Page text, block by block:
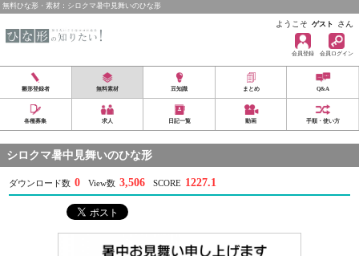
無料ひな形・素材：シロクマ暑中見舞いのひな形
ようこそ ゲスト さん
会員登録 会員ログイン
雛形登録者 無料素材 豆知識 まとめ Q&A
各種募集 求人 日記一覧 動画 手順・使い方
シロクマ暑中見舞いのひな形
ダウンロード数 0 View数 3,506 SCORE 1227.1